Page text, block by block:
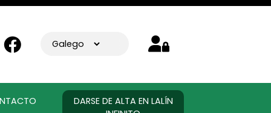
DARSE DE ALTA EN LALÍN